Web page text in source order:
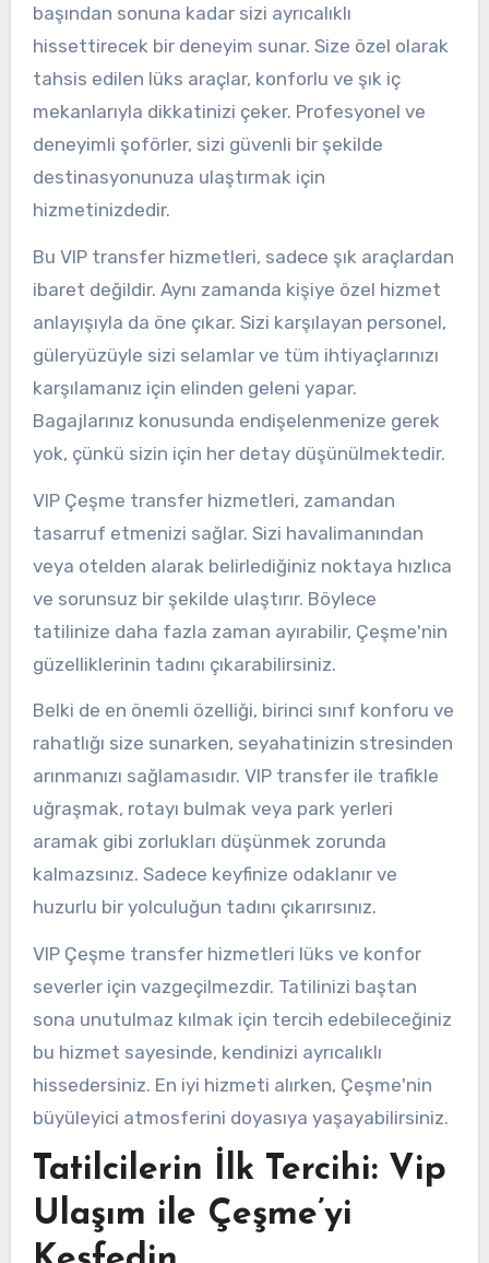
başından sonuna kadar sizi ayrıcalıklı
hissettirecek bir deneyim sunar. Size özel olarak
tahsis edilen lüks araçlar, konforlu ve şık iç
mekanlarıyla dikkatinizi çeker. Profesyonel ve
deneyimli şoförler, sizi güvenli bir şekilde
destinasyonunuza ulaştırmak için
hizmetinizdedir.
Bu VIP transfer hizmetleri, sadece şık araçlardan
ibaret değildir. Aynı zamanda kişiye özel hizmet
anlayışıyla da öne çıkar. Sizi karşılayan personel,
güleryüzüyle sizi selamlar ve tüm ihtiyaçlarınızı
karşılamanız için elinden geleni yapar.
Bagajlarınız konusunda endişelenmenize gerek
yok, çünkü sizin için her detay düşünülmektedir.
VIP Çeşme transfer hizmetleri, zamandan
tasarruf etmenizi sağlar. Sizi havalimanından
veya otelden alarak belirlediğiniz noktaya hızlıca
ve sorunsuz bir şekilde ulaştırır. Böylece
tatilinize daha fazla zaman ayırabilir, Çeşme'nin
güzelliklerinin tadını çıkarabilirsiniz.
Belki de en önemli özelliği, birinci sınıf konforu ve
rahatlığı size sunarken, seyahatinizin stresinden
arınmanızı sağlamasıdır. VIP transfer ile trafikle
uğraşmak, rotayı bulmak veya park yerleri
aramak gibi zorlukları düşünmek zorunda
kalmazsınız. Sadece keyfinize odaklanır ve
huzurlu bir yolculuğun tadını çıkarırsınız.
VIP Çeşme transfer hizmetleri lüks ve konfor
severler için vazgeçilmezdir. Tatilinizi baştan
sona unutulmaz kılmak için tercih edebileceğiniz
bu hizmet sayesinde, kendinizi ayrıcalıklı
hissedersiniz. En iyi hizmeti alırken, Çeşme'nin
büyüleyici atmosferini doyasıya yaşayabilirsiniz.
Tatilcilerin İlk Tercihi: Vip
Ulaşım ile Çeşme’yi